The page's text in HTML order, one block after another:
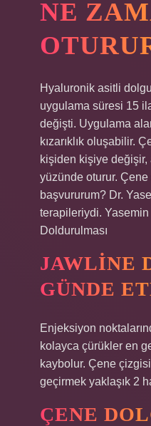
NE
Hyaluronik asitli
uygulama süresi 15
değişti. Uygulama
kızarıklık oluşabilir.
kişiden kişiye
yüzünde oturur. Çene
başvururum? Dr.
terapileriydi. Yasemin
Doldurulması
JAWLINE
GÜNDE
Enjeksiyon
kolayca çürükler en
kaybolur. Çene
geçirmek yaklaşık 2
ÇENE